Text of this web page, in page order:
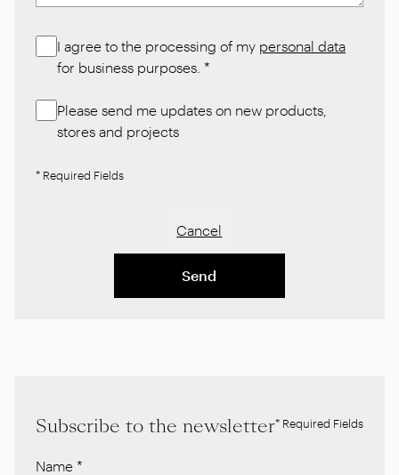
I agree to the processing of my personal data
for business purposes. *
Please send me updates on new products,
stores and projects
* Required Fields
Cancel
Send
Subscribe to the newsletter* Required Fields
Name *